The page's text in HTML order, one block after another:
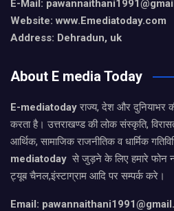
E-Mail:
Website: www.Emediatoday.com
Address: Dehradun, uk
About E media Today
E-mediatodayराज्य, देश और दुनियाभर
करता है। उत्तराखण्ड की लोक संस्कृति,
आर्थिक, सामाजिक राजनीतिक व धार्मिक
mediatoday से जुड़ने के लिए हमारे फोन
ट्यूब चैनल,इंस्टाग्राम आदि पर सम्पर्क करे।
Email: